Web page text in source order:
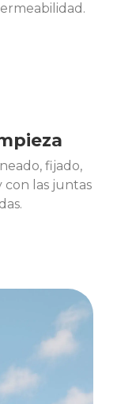
fijado,
con las juntas